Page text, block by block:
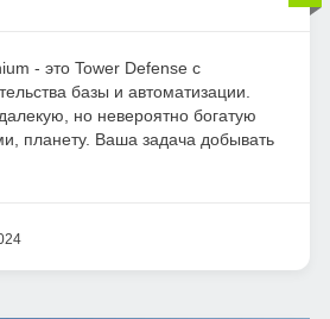
- это Tower Defense с
базы и автоматизации.
но невероятно богатую
планету. Ваша задача добывать